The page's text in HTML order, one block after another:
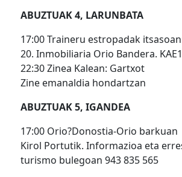
ABUZTUAK 4, LARUNBATA
17:00 Traineru estropadak
20. Inmobiliaria Orio Bandera. KAE1
22:30 Zinea Kalean: Gartxot
Zine emanaldia hondartzan
ABUZTUAK 5, IGANDEA
17:00 Orio?Donostia-Orio barkuan
Kirol Portutik. Informazioa eta
turismo bulegoan 943 835 565